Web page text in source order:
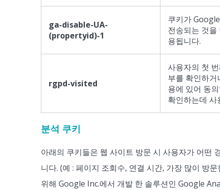
ga-disable-UA-
(propertyid)-1
쿠키가
전송되는 것을
용됩니다.
rgpd-visited
사용자의 첫
부를 확인하
용에 있어 동
확인하는데 사
분석 쿠키
아래의 쿠키들은 웹 사이트 방문 시 사용자가 어떤
니다. (예 : 페이지 조회수, 연결 시간, 가장 많이 방
위해 Google Inc.에서 개발 한 솔루션인 Google